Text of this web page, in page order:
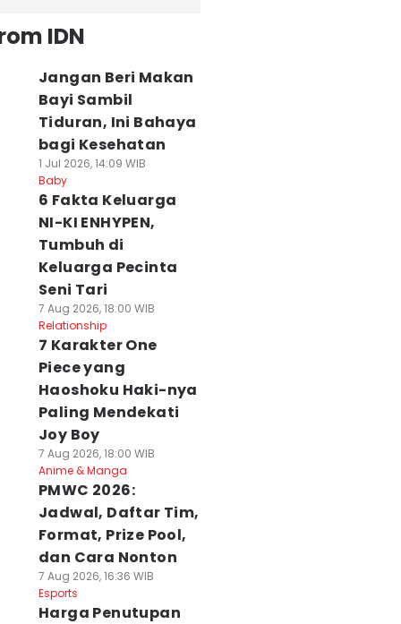
IDN
Jangan Beri Makan
Bayi Sambil
Tiduran, Ini Bahaya
bagi Kesehatan
1 Jul 2026, 14:09 WIB
Baby
6 Fakta Keluarga
NI-KI ENHYPEN,
Tumbuh di
Keluarga Pecinta
Seni Tari
7 Aug 2026, 18:00 WIB
Relationship
7 Karakter One
Piece yang
Haoshoku Haki-nya
Paling Mendekati
Joy Boy
7 Aug 2026, 18:00 WIB
Anime & Manga
PMWC 2026:
Jadwal, Daftar Tim,
Format, Prize Pool,
dan Cara Nonton
7 Aug 2026, 16:36 WIB
Esports
Harga Penutupan